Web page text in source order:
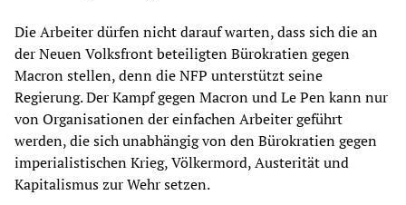
Die Arbeiter dürfen nicht darauf warten, dass sich die an
der Neuen Volksfront beteiligten Bürokratien gegen
Macron stellen, denn die NFP unterstützt seine
Regierung. Der Kampf gegen Macron und Le Pen kann nur
von Organisationen der einfachen Arbeiter geführt
werden, die sich unabhängig von den Bürokratien gegen
imperialistischen Krieg, Völkermord, Austerität und
Kapitalismus zur Wehr setzen.